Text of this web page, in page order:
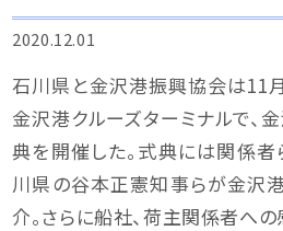
2020.12.01
石川県と金沢港振興協会は11
金沢港クルーズターミナルで、
典を開催した。式典には関係
川県の谷本正憲知事らが金沢
介。さらに船社、荷主関係者へ